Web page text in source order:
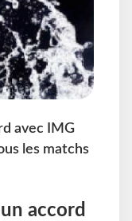
avec IMG
les matchs
accord